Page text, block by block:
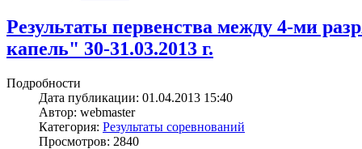
Результаты первенства между 4-ми
капель" 30-31.03.2013 г.
Подробности
Дата публикации: 01.04.2013 15:40
Автор: webmaster
Категория: Результаты соревнований
Просмотров: 2840